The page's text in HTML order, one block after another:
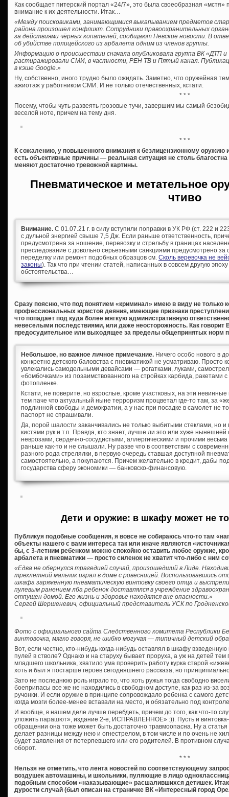
Как сообщает питерский портал «24/7», это была своеобразная «мстя»
внимание к их деятельности. Итак…
«Между поисковиками, занимающимися выкапыванием предметов
района произошел конфликт. Сотрудники правоохранительных
за действиями чёрных копателей, сообщают Невские новости. В
об убийстве полицейского из арбалета одним из членов группы.
Информацию о происшествии сначала опубликовала группа ВК «ДТП
растиражировали СМИ, в частности, РЕН ТВ и Пятый канал.
в кэше Google.»
Ну, собственно, иного трудно было ожидать. Заметно, что оружейная
ажиотаж у работником СМИ. И не только отечественных, кстати.
* * *
Посему, чтобы чуть развеять грозовые тучи, завершим мы самый
веселой ноте, причем на тему дня.
* * *
К сожалению, у повышенного внимания к безлицензионному оружию
есть объективные причины — реальная ситуация не столь
меняют достаточно тревожной картины.
Пневматическое и метательное
чтиво
Внимание. С 01.07.21 г. в силу вступили поправки в УК РФ (ст. 222 и
с дульной энергией свыше 7,5 Дж. Если раньше ответственность,
предусмотрена за ношение, перевозку и стрельбу в границах
преследование с довольно серьезными санкциями предусмотрено за
переделку или ремонт подобных образцов см. Сколь веревочка не
законы). Так что при чтении статей, написанных в совсем другую
обстоятельства…
Сразу поясню, что под понятием «криминал» имею в виду не только
профессиональных юристов деяния, имеющие признаки
что попадает под куда более мягкую административную
невеселыми последствиями, или даже неосторожность. Как говорит
предосудительное или выходящее за пределы общепринятых норм
Небольшое, но важное личное примечание. Ничего особо нового в
конкретно детского баловства с пневматикой не усматриваю. Просто
увлекались самодельными девайсами — рогатками, луками,
«бомбочками» из позаимствованного на стройках карбида, ракетами
фотопленке.
Кстати, не поверите, но взрослые, кроме участковых, на эти
тем паче что актуальный ныне терроризм процветал где-то там, за
подлинной свободы и демократии, а у нас при посадке в самолет не
паспорт не спрашивали.
Да, порой шалости заканчивались не только выбитыми стеклами, но
кистями рук и т.п. Правда, кто знает, лучше ли это или хуже
неврозами, сердечно-сосудистыми, аллергическими и прочими
раньше как-то и не слышали. Ну разве что в соответствии с
разного рода стрелялки, в первую очередь ставшая доступной
самостоятельно, а покупаются. Причем желательно в кредит, дабы
государства сферу экономики — банковско-финансовую.
Дети и оружие: в шкафу может не
Публикуя подобные сообщения, я вовсе не собираюсь что-то там
объекты нашего с вами интереса так или иначе являются
бы, с 3-летним ребенком можно спокойно оставить любое оружие,
арбалета и пневматики — просто силенок не хватит что-либо с ним
«Едва не обернулся трагедией случай, произошедший в Лиде.
трехлетний мальчик играл в доме с ровесницей. Воспользовавшись
шкафа заряженную пневматическую винтовку своего отца и
пулевым ранением лба ребенок доставлялся в учреждение
отпущен домой. Его жизнь и здоровье находятся вне опасности.»
Сергей Шершеневич, официальный представитель УСК по
Фото с официального сайта Следственного комитета Республики
винтовочка, мягко говоря, не шибко могучая — типичный детский
Вот, если честно, кто-нибудь когда-нибудь оставлял в шкафу
пулей в стволе? Однако и на старуху бывает проруха, а уж на детей
младшего школьника, хватило ума проверить работу курка старой
хоть и был я постарше героев сегодняшнего рассказа, но
Зато не последнюю роль играло то, что хоть ружья тогда свободно
боеприпасы все же не находились в свободном доступе, как раз из-за
ручонки. И если оружие в принципе сопровождало ребенка с самого
когда мозги более-менее вставали на место, и обязательно под
И вообще, в нашем деле лучше перебдеть, причем до того, как что-то
уложить парашют», издание 2-е, ИСПРАВЛЕННОЕ» :)). Пусть и
обращении она тоже может быть достаточно травмоопасна. Ну а
делает разницы между нею и огнестрелом, в том числе и по очень не
будет заявления от потерпевшего или его родителей. В противном
оборот.
* * *
Нельзя не отметить, что лента новостей по соответствующему
воздушек автомашины, и школьники, пуляющие в лицо
подобным способом «наказывающие» расшалившихся детишек.
дурости случай (был описан на страничке ВК «Интересный город